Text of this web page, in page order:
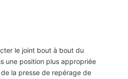
le joint bout à bout du
une position plus appropriée
la presse de repérage de